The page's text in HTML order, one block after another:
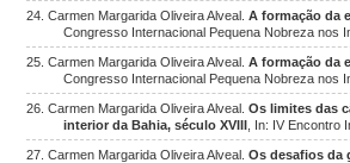
24. Carmen Margarida Oliveira Alveal. A formação da
Congresso Internacional Pequena Nobreza nos
25. Carmen Margarida Oliveira Alveal. A formação da
Congresso Internacional Pequena Nobreza nos
26. Carmen Margarida Oliveira Alveal. Os limites das
interior da Bahia, século XVIII , In: IV Encontro
27. Carmen Margarida Oliveira Alveal. Os desafios da